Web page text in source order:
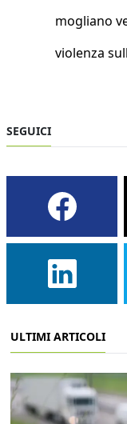
mogliano
violenza
SEGUICI
ULTIMI ARTICOLI